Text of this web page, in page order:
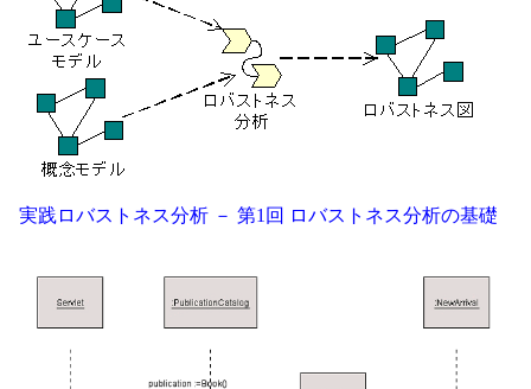
実践ロバストネス分析 － 第1回 ロバストネス分析の基礎